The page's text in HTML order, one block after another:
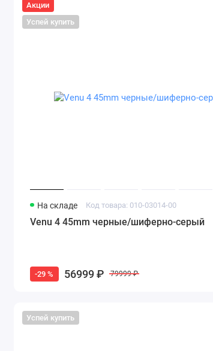
Акции
Успей купить
На складе Код товара: 010-03014-00
Venu 4 45mm черные/шиферно-серый
-29 % 56999 ₽ 79999 ₽
Успей купить